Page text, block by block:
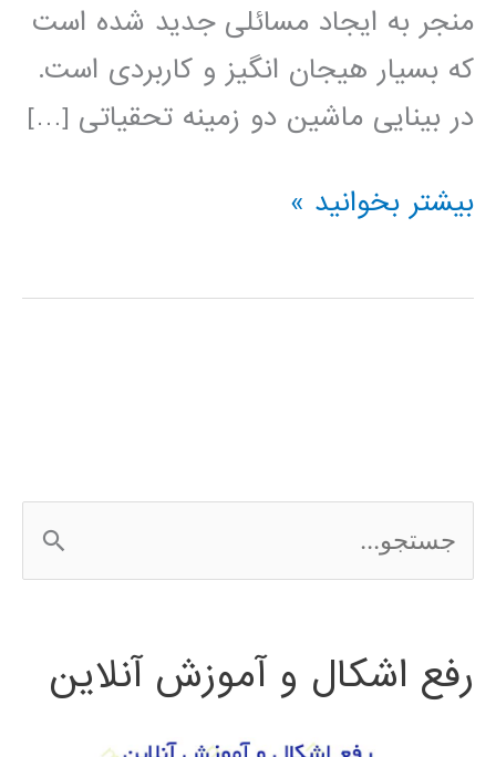
منجر به ایجاد مسائلی جدید شده است
که بسیار هیجان انگیز و کاربردی است.
در بینایی ماشین دو زمینه تحقیاتی […]
بسته
جامع
بیشتر بخوانید »
س
ج
رفع اشکال و آموزش آنلاین